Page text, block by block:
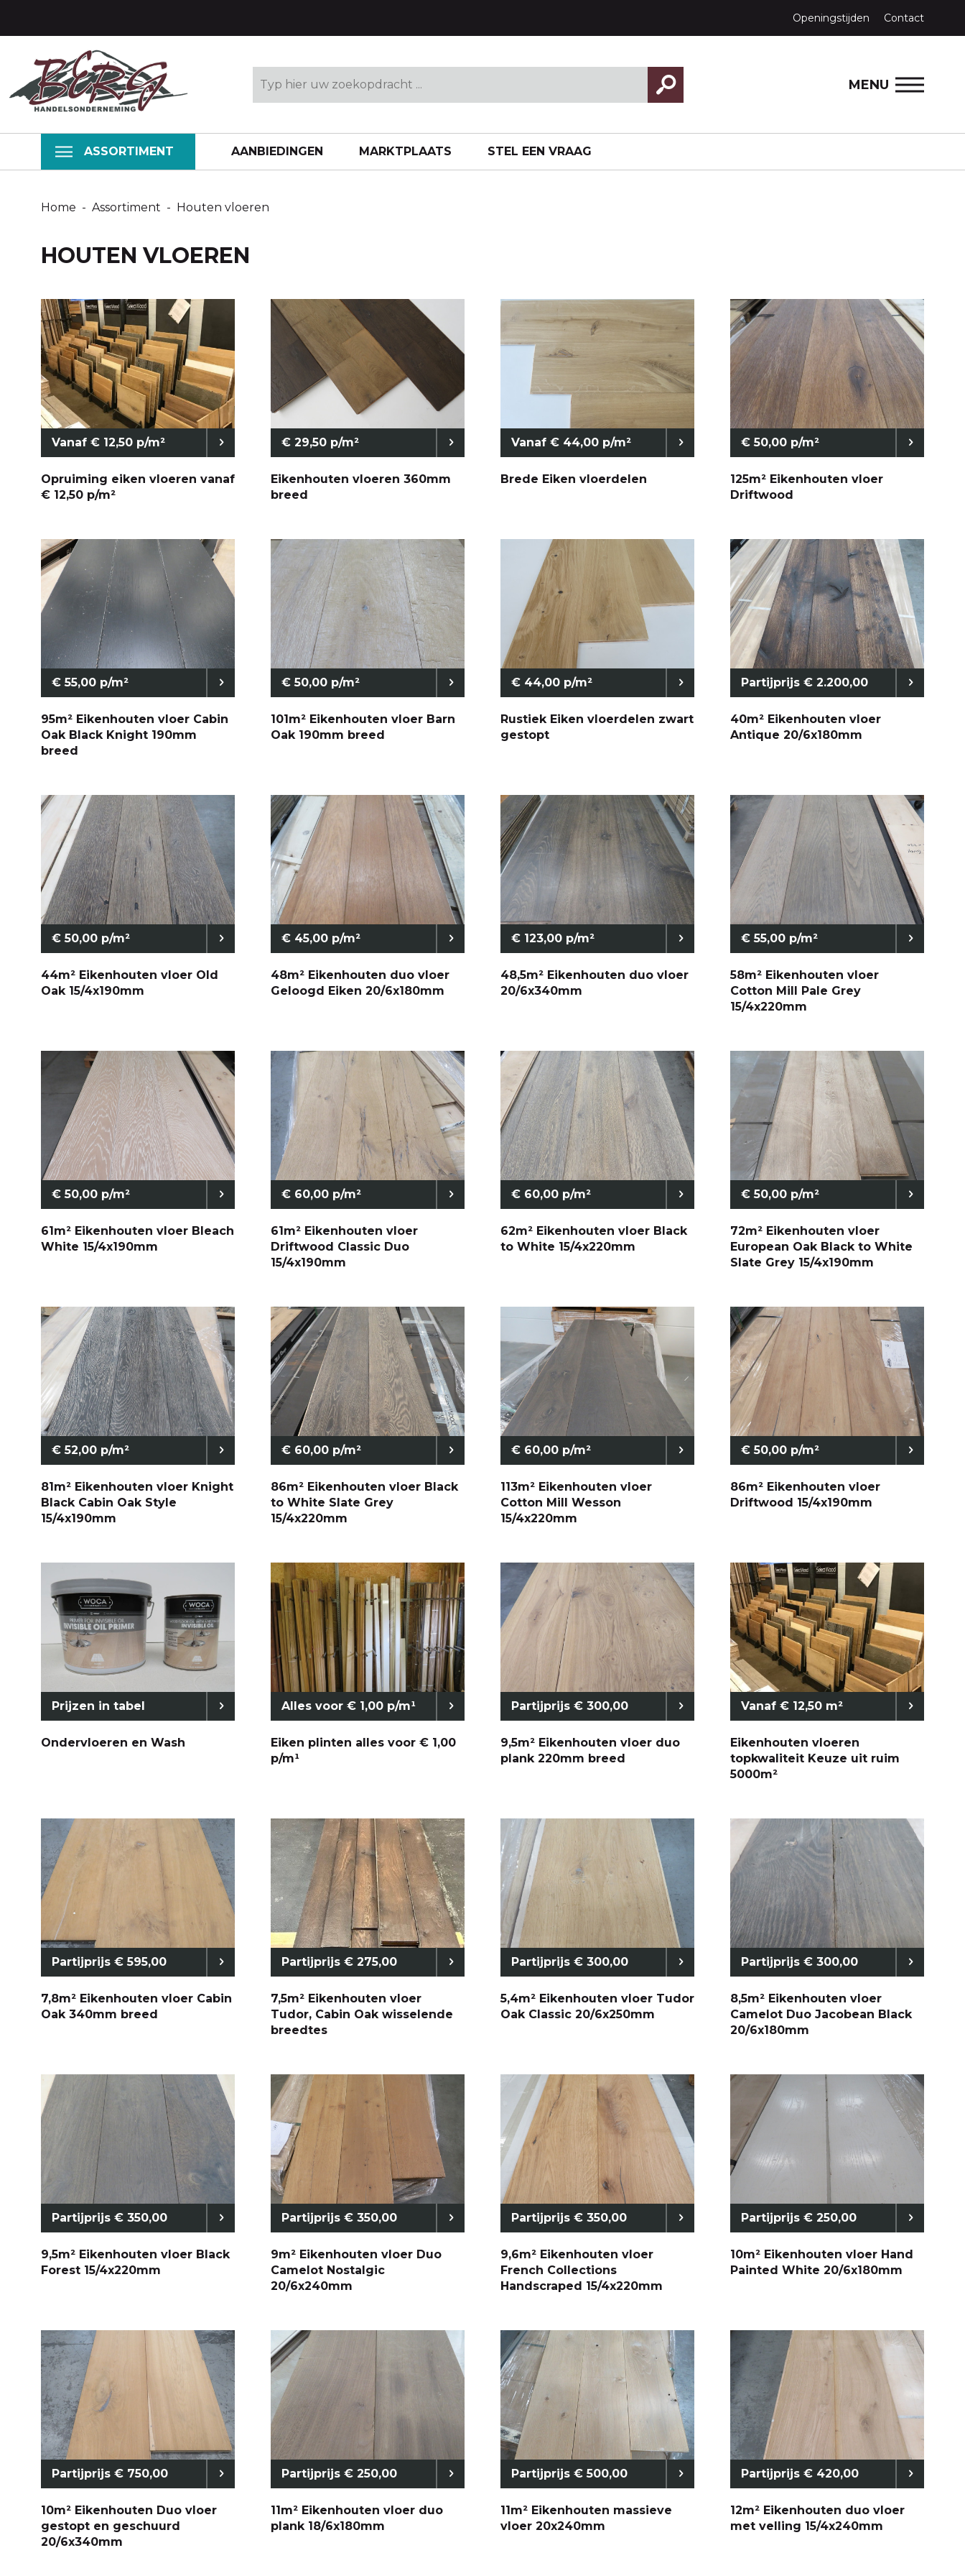
Openingstijden Contact
MENU
ASSORTIMENT AANBIEDINGEN MARKTPLAATS STEL EEN VRAAG
Home - Assortiment - Houten vloeren
HOUTEN VLOEREN
Vanaf € 12,50 p/m²
Opruiming eiken vloeren vanaf
€ 12,50 p/m²
€ 29,50 p/m²
Eikenhouten vloeren 360mm
breed
Vanaf € 44,00 p/m²
Brede Eiken vloerdelen
€ 50,00 p/m²
125m² Eikenhouten vloer
Driftwood
€ 55,00 p/m²
95m² Eikenhouten vloer Cabin
Oak Black Knight 190mm
breed
€ 50,00 p/m²
101m² Eikenhouten vloer Barn
Oak 190mm breed
€ 44,00 p/m²
Rustiek Eiken vloerdelen zwart
gestopt
Partijprijs € 2.200,00
40m² Eikenhouten vloer
Antique 20/6x180mm
€ 50,00 p/m²
44m² Eikenhouten vloer Old
Oak 15/4x190mm
€ 45,00 p/m²
48m² Eikenhouten duo vloer
Geloogd Eiken 20/6x180mm
€ 123,00 p/m²
48,5m² Eikenhouten duo vloer
20/6x340mm
€ 55,00 p/m²
58m² Eikenhouten vloer
Cotton Mill Pale Grey
15/4x220mm
€ 50,00 p/m²
61m² Eikenhouten vloer Bleach
White 15/4x190mm
€ 60,00 p/m²
61m² Eikenhouten vloer
Driftwood Classic Duo
15/4x190mm
€ 60,00 p/m²
62m² Eikenhouten vloer Black
to White 15/4x220mm
€ 50,00 p/m²
72m² Eikenhouten vloer
European Oak Black to White
Slate Grey 15/4x190mm
€ 52,00 p/m²
81m² Eikenhouten vloer Knight
Black Cabin Oak Style
15/4x190mm
€ 60,00 p/m²
86m² Eikenhouten vloer Black
to White Slate Grey
15/4x220mm
€ 60,00 p/m²
113m² Eikenhouten vloer
Cotton Mill Wesson
15/4x220mm
€ 50,00 p/m²
86m² Eikenhouten vloer
Driftwood 15/4x190mm
Prijzen in tabel
Ondervloeren en Wash
Alles voor € 1,00 p/m¹
Eiken plinten alles voor € 1,00
p/m¹
Partijprijs € 300,00
9,5m² Eikenhouten vloer duo
plank 220mm breed
Vanaf € 12,50 m²
Eikenhouten vloeren
topkwaliteit Keuze uit ruim
5000m²
Partijprijs € 595,00
7,8m² Eikenhouten vloer Cabin
Oak 340mm breed
Partijprijs € 275,00
7,5m² Eikenhouten vloer
Tudor, Cabin Oak wisselende
breedtes
Partijprijs € 300,00
5,4m² Eikenhouten vloer Tudor
Oak Classic 20/6x250mm
Partijprijs € 300,00
8,5m² Eikenhouten vloer
Camelot Duo Jacobean Black
20/6x180mm
Partijprijs € 350,00
9,5m² Eikenhouten vloer Black
Forest 15/4x220mm
Partijprijs € 350,00
9m² Eikenhouten vloer Duo
Camelot Nostalgic
20/6x240mm
Partijprijs € 350,00
9,6m² Eikenhouten vloer
French Collections
Handscraped 15/4x220mm
Partijprijs € 250,00
10m² Eikenhouten vloer Hand
Painted White 20/6x180mm
Partijprijs € 750,00
10m² Eikenhouten Duo vloer
gestopt en geschuurd
20/6x340mm
Partijprijs € 250,00
11m² Eikenhouten vloer duo
plank 18/6x180mm
Partijprijs € 500,00
11m² Eikenhouten massieve
vloer 20x240mm
Partijprijs € 420,00
12m² Eikenhouten duo vloer
met velling 15/4x240mm